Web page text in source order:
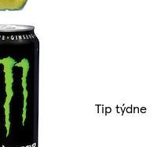
Tip týdne